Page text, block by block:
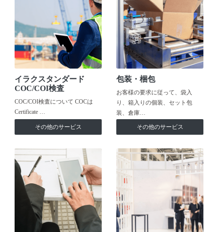
イラクスタンダード
COC/COI検査
COC/COI検査について COCは
Certificate …
その他のサービス
包装・梱包
お客様の要求に従って、袋入
り、箱入りの個装、セット包
装、倉庫…
その他のサービス